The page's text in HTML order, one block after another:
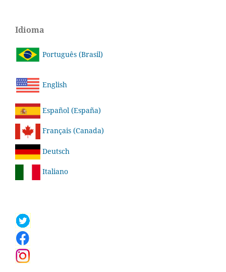
Idioma
Português (Brasil)
English
Español (España)
Français (Canada)
Deutsch
Italiano